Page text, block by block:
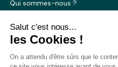
Qui sommes-nous ?
Blog
Nous contacter